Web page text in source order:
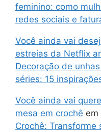
feminino: como
redes sociais e
Você ainda vai
estreias da Netflix
Decoração de
séries: 15
Você ainda vai
mesa em crochê em
Crochê: Transforme